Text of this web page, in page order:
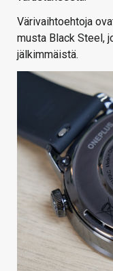
Värivaihtoehtoja
musta Black Steel,
jälkimmäistä.